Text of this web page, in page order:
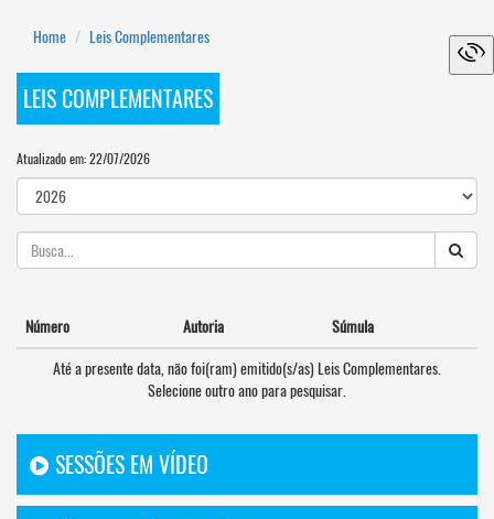
Home Leis Complementares
LEIS COMPLEMENTARES
Atualizado em: 22/07/2026
Número Autoria
Súmula
Até a presente data, não foi(ram) emitido(s/as) Leis Complementares.
Selecione outro ano para pesquisar.
SESSÕES EM VÍDEO